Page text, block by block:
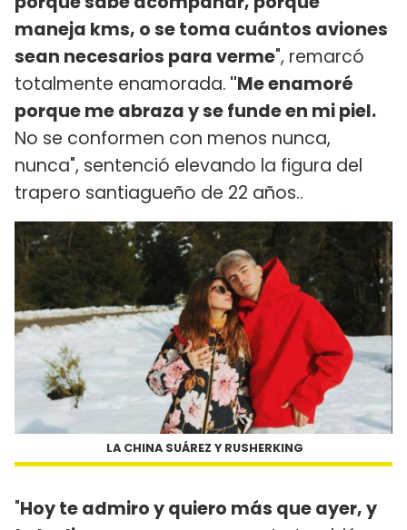
maneja kms, o se toma cuántos aviones
sean necesarios para verme", remarcó
totalmente enamorada. "Me enamoré
porque me abraza y se funde en mi piel.
No se conformen con menos nunca,
nunca", sentenció elevando la figura del
trapero santiagueño de 22 años..
LA CHINA SUÁREZ Y RUSHERKING
"Hoy te admiro y quiero más que ayer, y